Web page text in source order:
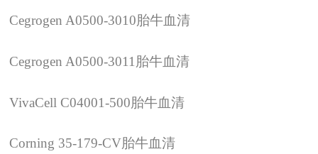
Cegrogen A0500-3010胎牛血清
Cegrogen A0500-3011 胎牛血清
VivaCell C04001-500胎牛血清
Corning 35-179-CV胎牛血清